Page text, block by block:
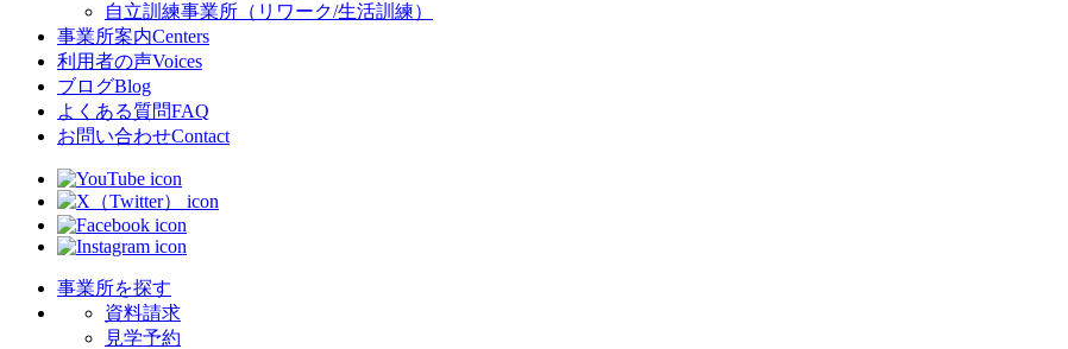
自立訓練事業所（リワーク/生活訓練）
事業所案内Centers
利用者の声Voices
ブログBlog
よくある質問FAQ
お問い合わせContact
事業所を探す
資料請求
見学予約